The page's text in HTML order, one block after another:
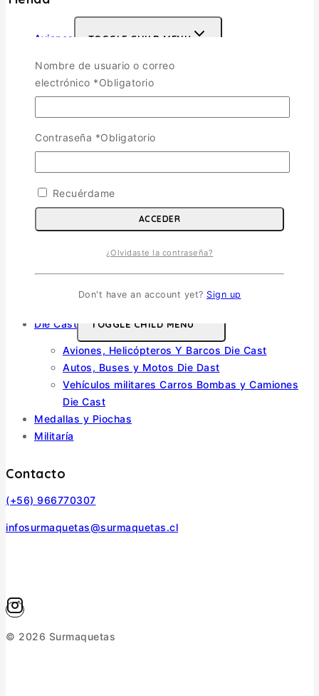
Aviones TOGGLE CHILD MENU
Escala 1/72
Escala 1/48
Escala 1/144
Escala 1/32
Otras
Helicópteros
Escala 1/35
Barcos
Autos y Motos
Die Cast TOGGLE CHILD MENU
Aviones, Helicópteros Y Barcos Die Cast
Autos, Buses y Motos Die Dast
Vehículos militares Carros Bombas y Camiones
Die Cast
Medallas y Piochas
Militaría
Contacto
(+56) 966770307
infosurmaquetas@surmaquetas.cl
© 2026 Surmaquetas
Nombre de usuario o correo
electrónico *Obligatorio
Contraseña *Obligatorio
Recuérdame
ACCEDER
¿Olvidaste la contraseña?
Don't have an account yet? Sign up